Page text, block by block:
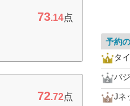
73.14点
72.72点
予約
タ
バ
Jネ